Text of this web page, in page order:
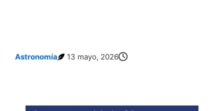
Astronomía 13 mayo, 2026